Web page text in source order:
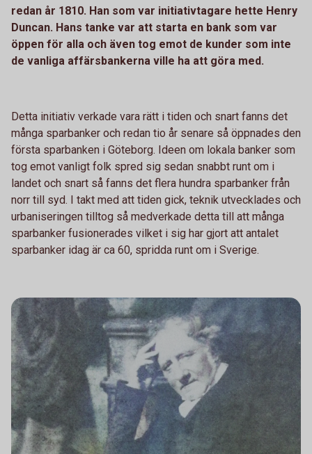
redan år 1810. Han som var initiativtagare hette Henry
Duncan. Hans tanke var att starta en bank som var
öppen för alla och även tog emot de kunder som inte
de vanliga affärsbankerna ville ha att göra med.
Detta initiativ verkade vara rätt i tiden och snart fanns det
många sparbanker och redan tio år senare så öppnades den
första sparbanken i Göteborg. Ideen om lokala banker som
tog emot vanligt folk spred sig sedan snabbt runt om i
landet och snart så fanns det flera hundra sparbanker från
norr till syd. I takt med att tiden gick, teknik utvecklades och
urbaniseringen tilltog så medverkade detta till att många
sparbanker fusionerades vilket i sig har gjort att antalet
sparbanker idag är ca 60, spridda runt om i Sverige.